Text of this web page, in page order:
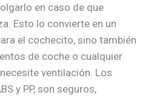
en caso de que
Esto lo convierte en un
el cochecito, sino también
de coche o cualquier
ventilación. Los
y PP, son seguros,